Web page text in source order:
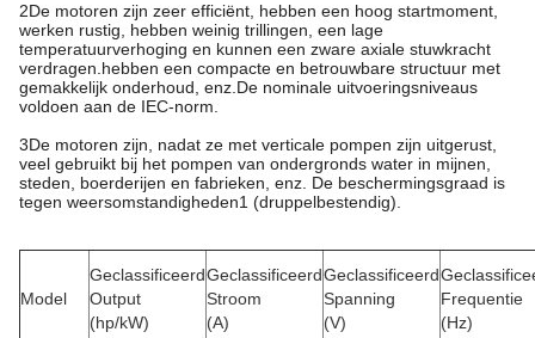
2De motoren zijn zeer efficiënt, hebben een hoog startmoment,
werken rustig, hebben weinig trillingen, een lage
temperatuurverhoging en kunnen een zware axiale stuwkracht
verdragen.hebben een compacte en betrouwbare structuur met
gemakkelijk onderhoud, enz.De nominale uitvoeringsniveaus
voldoen aan de IEC-norm.
3De motoren zijn, nadat ze met verticale pompen zijn uitgerust,
veel gebruikt bij het pompen van ondergronds water in mijnen,
steden, boerderijen en fabrieken, enz. De beschermingsgraad is
tegen weersomstandigheden1 (druppelbestendig).
Model
Geclassificeerd
Output
(hp/kW)
Geclassificeerd
Stroom
(A)
Geclassificeerd
Spanning
(V)
Frequentie
(Hz)